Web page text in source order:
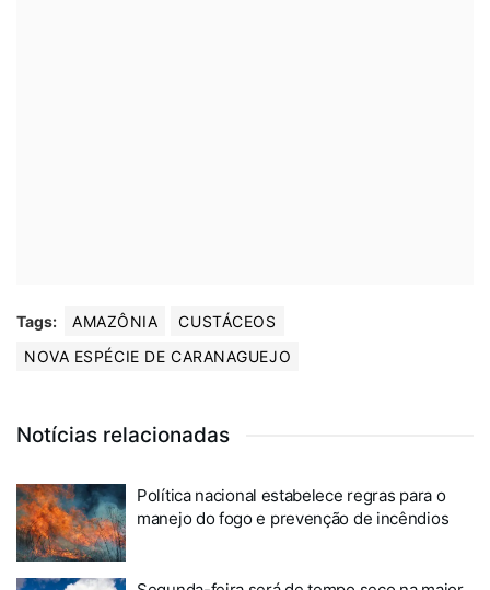
Tags: AMAZÔNIA
CUSTÁCEOS
NOVA ESPÉCIE DE CARANAGUEJO
Notícias relacionadas
Política nacional estabelece regras para o
manejo do fogo e prevenção de incêndios